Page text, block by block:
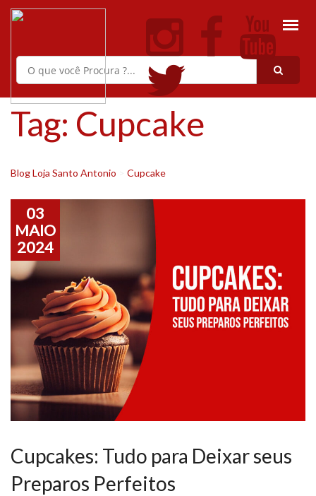
Tag: Cupcake
Blog Loja Santo Antonio Cupcake
Cupcakes: Tudo para Deixar seus
Preparos Perfeitos
03
MAIO
2024